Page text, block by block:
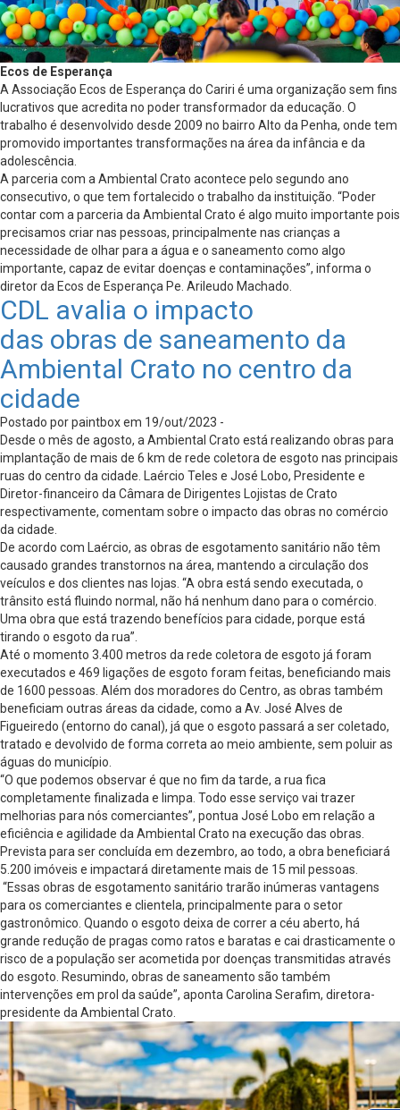
Ecos de Esperança
A Associação Ecos de Esperança do Cariri é uma organização sem fins
lucrativos que acredita no poder transformador da educação. O
trabalho é desenvolvido desde 2009 no bairro Alto da Penha, onde tem
promovido importantes transformações na área da infância e da
adolescência.
A parceria com a Ambiental Crato acontece pelo segundo ano
consecutivo, o que tem fortalecido o trabalho da instituição. “Poder
contar com a parceria da Ambiental Crato é algo muito importante pois
precisamos criar nas pessoas, principalmente nas crianças a
necessidade de olhar para a água e o saneamento como algo
importante, capaz de evitar doenças e contaminações”, informa o
diretor da Ecos de Esperança Pe. Arileudo Machado.
CDL avalia o impacto
das obras de saneamento da
Ambiental Crato no centro da
cidade
Postado por paintbox em 19/out/2023 -
Desde o mês de agosto, a Ambiental Crato está realizando obras para
implantação de mais de 6 km de rede coletora de esgoto nas principais
ruas do centro da cidade. Laércio Teles e José Lobo, Presidente e
Diretor-financeiro da Câmara de Dirigentes Lojistas de Crato
respectivamente, comentam sobre o impacto das obras no comércio
da cidade.
De acordo com Laércio, as obras de esgotamento sanitário não têm
causado grandes transtornos na área, mantendo a circulação dos
veículos e dos clientes nas lojas. “A obra está sendo executada, o
trânsito está fluindo normal, não há nenhum dano para o comércio.
Uma obra que está trazendo benefícios para cidade, porque está
tirando o esgoto da rua”.
Até o momento 3.400 metros da rede coletora de esgoto já foram
executados e 469 ligações de esgoto foram feitas, beneficiando mais
de 1600 pessoas. Além dos moradores do Centro, as obras também
beneficiam outras áreas da cidade, como a Av. José Alves de
Figueiredo (entorno do canal), já que o esgoto passará a ser coletado,
tratado e devolvido de forma correta ao meio ambiente, sem poluir as
águas do município.
“O que podemos observar é que no fim da tarde, a rua fica
completamente finalizada e limpa. Todo esse serviço vai trazer
melhorias para nós comerciantes”, pontua José Lobo em relação a
eficiência e agilidade da Ambiental Crato na execução das obras.
Prevista para ser concluída em dezembro, ao todo, a obra beneficiará
5.200 imóveis e impactará diretamente mais de 15 mil pessoas.
“Essas obras de esgotamento sanitário trarão inúmeras vantagens
para os comerciantes e clientela, principalmente para o setor
gastronômico. Quando o esgoto deixa de correr a céu aberto, há
grande redução de pragas como ratos e baratas e cai drasticamente o
risco de a população ser acometida por doenças transmitidas através
do esgoto. Resumindo, obras de saneamento são também
intervenções em prol da saúde”, aponta Carolina Serafim, diretora-
presidente da Ambiental Crato.